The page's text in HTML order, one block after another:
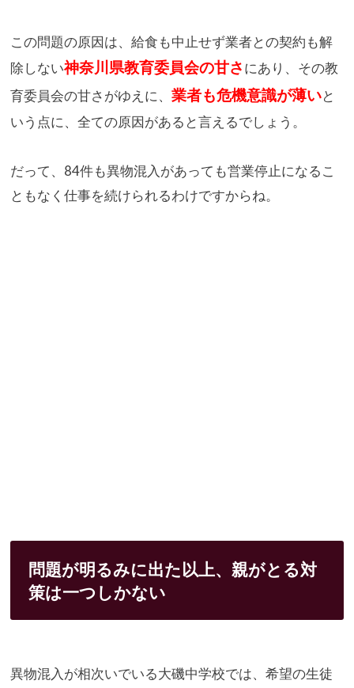
この問題の原因は、給食も中止せず業者との契約も解
除しない神奈川県教育委員会の甘さにあり、その教
育委員会の甘さがゆえに、 業者も危機意識が薄いと
いう点に、全ての原因があると言えるでしょ う。
だって、84件も異物混入があっても営業停止になるこ
ともなく仕事を続けられるわけですからね。
問題が明るみに出た以上、親がとる対
策は一つしかない
異物混入が相次いでいる大磯中学校では、希望の生徒